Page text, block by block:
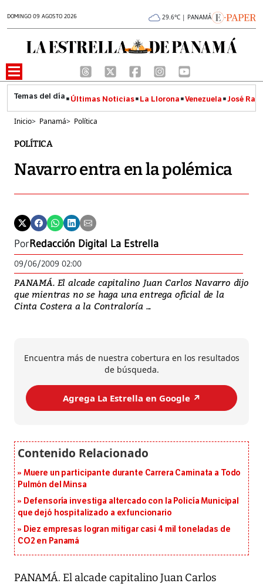
DOMINGO 09 AGOSTO 2026 29.6°C | PANAMÁ
Últimas Noticias La Llorona Venezuela José
Inicio> Panamá> Política
POLÍTICA
Navarro entra en la polémica
PorRedacción Digital La Estrella
09/06/2009 02:00
PANAMÁ. El alcade capitalino Juan Carlos Navarro dijo
que mientras no se haga una entrega oficial de la
Cinta Costera a la Contraloría ...
Encuentra más de nuestra cobertura en los resultados
de búsqueda.
Agrega La Estrella en Google ↗️
Muere un participante durante Carrera Caminata a Todo
Pulmón del Minsa
Defensoría investiga altercado con la Policía Municipal
que dejó hospitalizado a exfuncionario
Diez empresas logran mitigar casi 4 mil toneladas de
CO2 en Panamá
PANAMÁ. El alcade capitalino Juan Carlos